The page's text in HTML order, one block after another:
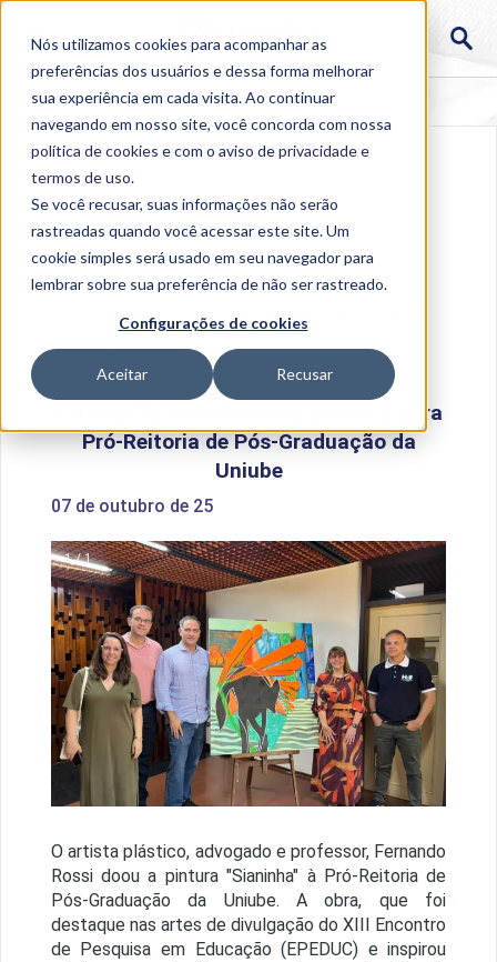
Nós utilizamos cookies para acompanhar as
preferências dos usuários e dessa forma melhorar
sua experiência em cada visita. Ao continuar
navegando em nosso site, você concorda com nossa
política de cookies e com o aviso deprivacidade e
termos de uso.
Se você recusar, suas informações não serão
rastreadas quando você acessar este site. Um
cookie simples será usado em seu navegador para
lembrar sobre sua preferência de não ser rastreado.
Configurações de cookies
Aceitar Recusar
Plástico doa obra artística para Pró-Reitoria de Pós-
Graduação da Uniube
Artista Plástico doa obra artística para
Pró-Reitoria de Pós-Graduação da
Uniube
07 de outubro de 25
1 / 1
O artista plástico, advogado e professor, Fernando
Rossi doou a pintura "Sianinha" à Pró-Reitoria de
Pós-Graduação da Uniube. A obra, que foi
destaque nas artes de divulgação do XIII Encontro
de Pesquisa em Educação (EPEDUC) e inspirou